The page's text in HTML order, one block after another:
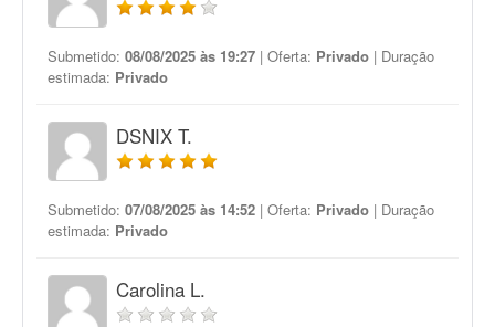
Submetido: 08/08/2025 às 19:27 | Oferta: Privado | Duração
estimada: Privado
DSNIX T.
Submetido: 07/08/2025 às 14:52 | Oferta: Privado | Duração
estimada: Privado
Carolina L.